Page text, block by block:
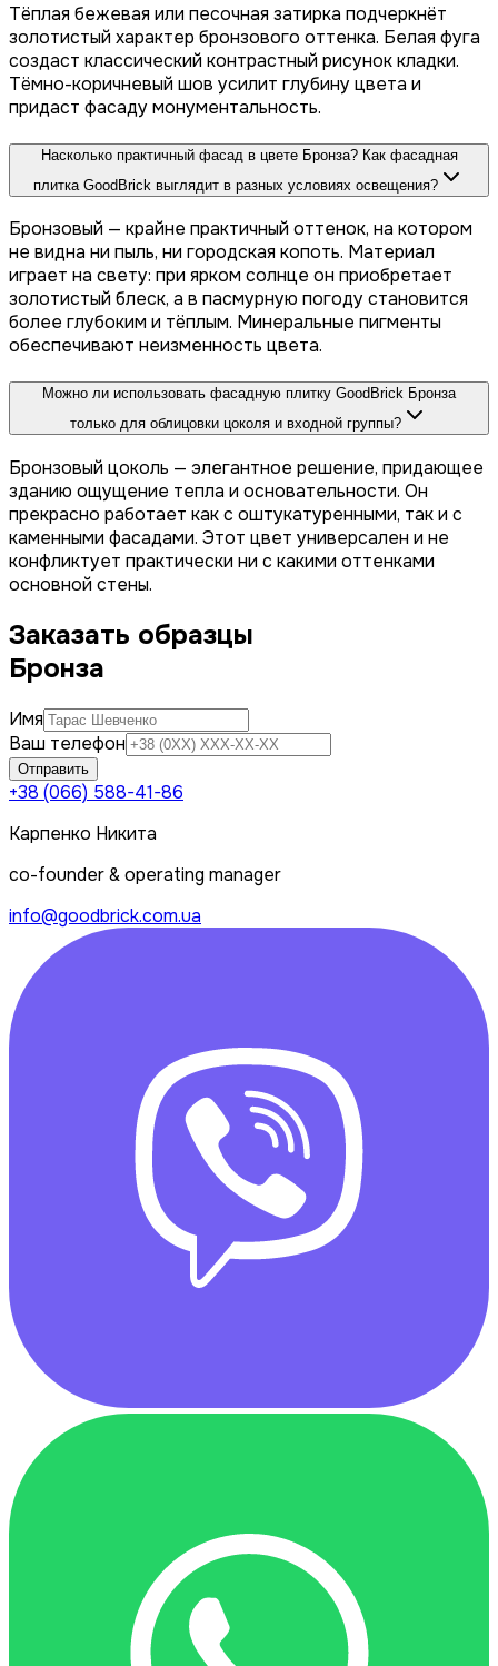
Тёплая бежевая или песочная затирка подчеркнёт
золотистый характер бронзового оттенка. Белая фуга
создаст классический контрастный рисунок кладки.
Тёмно-коричневый шов усилит глубину цвета и
придаст фасаду монументальность.
Насколько практичный фасад в цвете Бронза? Как фасадная
плитка GoodBrick выглядит в разных условиях освещения?
Бронзовый — крайне практичный оттенок, на котором
не видна ни пыль, ни городская копоть. Материал
играет на свету: при ярком солнце он приобретает
золотистый блеск, а в пасмурную погоду становится
более глубоким и тёплым. Минеральные пигменты
обеспечивают неизменность цвета.
Можно ли использовать фасадную плитку GoodBrick Бронза
только для облицовки цоколя и входной группы?
Бронзовый цоколь — элегантное решение, придающее
зданию ощущение тепла и основательности. Он
прекрасно работает как с оштукатуренными, так и с
каменными фасадами. Этот цвет универсален и не
конфликтует практически ни с какими оттенками
основной стены.
Заказать образцы
Бронза
Имя
Ваш телефон
Отправить
+38 (066) 588-41-86
Карпенко Никита
co-founder & operating manager
info@goodbrick.com.ua